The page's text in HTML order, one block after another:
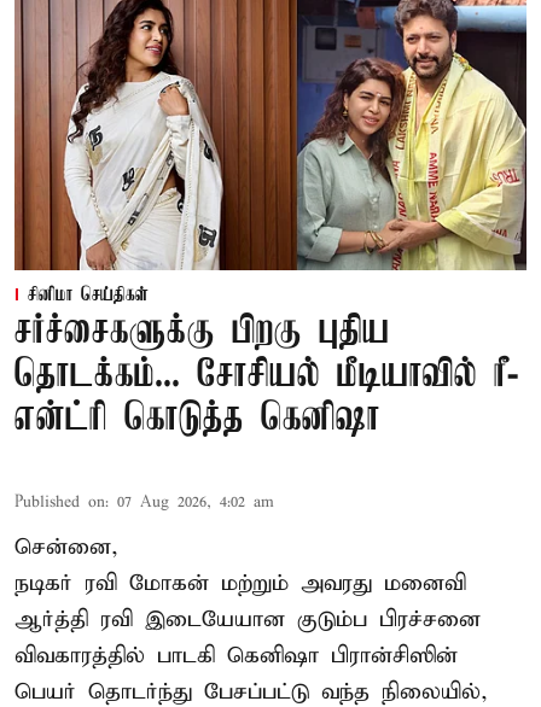
சினிமா செய்திகள்
சர்ச்சைகளுக்கு பிறகு புதிய
தொடக்கம்... சோசியல் மீடியாவில் ரீ-
என்ட்ரி கொடுத்த கெனிஷா
Published on: 07 Aug 2026, 4:02 am
சென்னை,
நடிகர் ரவி மோகன் மற்றும் அவரது மனைவி
ஆர்த்தி ரவி இடையேயான குடும்ப பிரச்சனை
விவகாரத்தில் பாடகி கெனிஷா பிரான்சிஸின்
பெயர் தொடர்ந்து பேசப்பட்டு வந்த நிலையில்,